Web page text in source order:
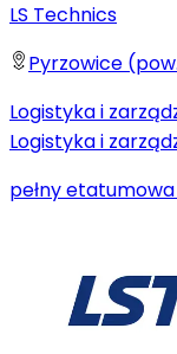
LS Technics
Pyrzowice
Logistyka i
Logistyka i
pełny etat